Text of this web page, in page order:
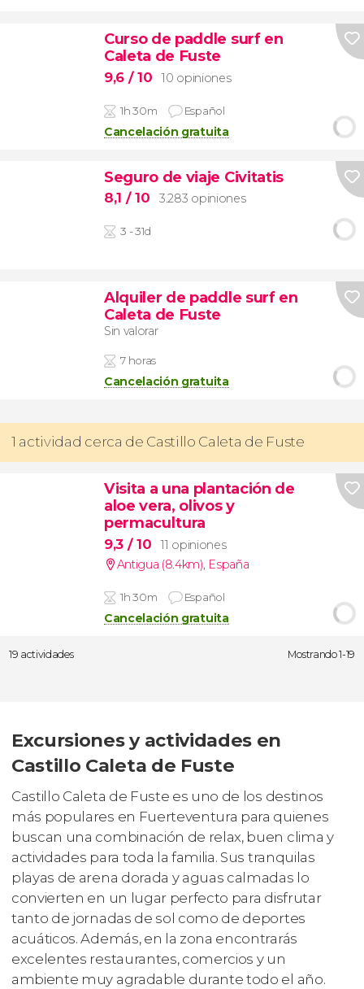
Curso de paddle surf en
Caleta de Fuste
9,6 / 10 10 opiniones
1h 30m Español
Cancelación gratuita
Seguro de viaje Civitatis
8,1 / 10 3.283 opiniones
3 - 31d
Alquiler de paddle surf en
Caleta de Fuste
Sin valorar
7 horas
Cancelación gratuita
1 actividad cerca de Castillo Caleta de Fuste
Visita a una plantación de
aloe vera, olivos y
permacultura
9,3 / 10
11 opiniones
Antigua (8.4km), España
1h 30m Español
Cancelación gratuita
19 actividades Mostrando 1-19
Excursiones y actividades en
Castillo Caleta de Fuste
Castillo Caleta de Fuste es uno de los destinos
más populares en Fuerteventura para quienes
buscan una combinación de relax, buen clima y
actividades para toda la familia. Sus tranquilas
playas de arena dorada y aguas calmadas lo
convierten en un lugar perfecto para disfrutar
tanto de jornadas de sol como de deportes
acuáticos. Además, en la zona encontrarás
excelentes restaurantes, comercios y un
ambiente muy agradable durante todo el año.